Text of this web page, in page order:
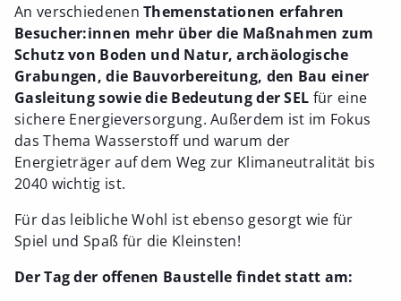
An verschiedenenThemenstationen erfahren
Besucher:innen mehr über die Maßnahmen zum
Schutz von Boden und Natur, archäologische
Grabungen, die Bauvorbereitung, den Bau einer
Gasleitung sowie die Bedeutung der SEL für eine
sichere Energieversorgung. Außerdem ist im Fokus
das Thema Wasserstoff und warum der
Energieträger auf dem Weg zur Klimaneutralität bis
2040 wichtig ist.
Für das leibliche Wohl ist ebenso gesorgt wie für
Spiel und Spaß für die Kleinsten!
Der Tag der offenen Baustelle findet statt am: